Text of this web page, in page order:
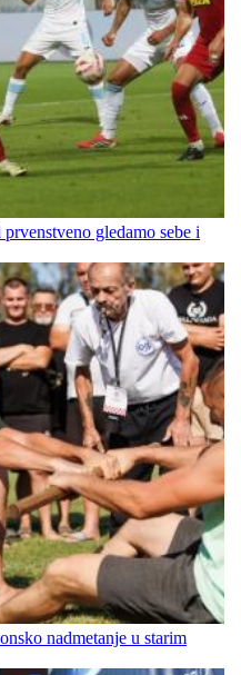
gledamo sebe i
nadmetanje u starim